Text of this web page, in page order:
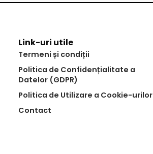
Link-uri utile
Termeni și condiții
Politica de Confidențialitate a
Datelor (GDPR)
Politica de Utilizare a Cookie-urilor
Contact